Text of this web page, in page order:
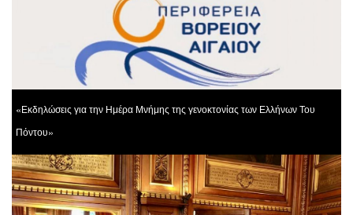
«Εκδηλώσεις για την Ημέρα Μνήμης της γενοκτονίας των Ελλήνων Του
Πόντου»